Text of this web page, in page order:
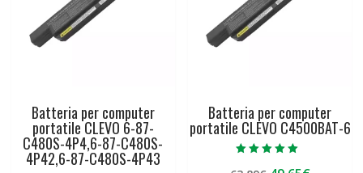
Batteria per computer
portatile CLEVO 6-87-
C480S-4P4,6-87-C480S-
4P42,6-87-C480S-4P43
Batteria per computer
portatile CLEVO C4500BAT-6